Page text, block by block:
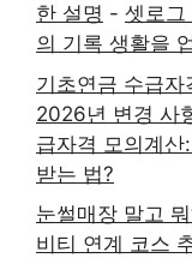
한 설명 - 셋로그
의 기록 생활을
기초연금 수급
2026년 변경 사
급자격 모의계
받는 법?
눈썰매장 말고
비티 연계 코스